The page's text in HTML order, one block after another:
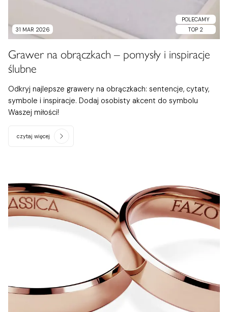
31 MAR 2026
POLECAMY
TOP 2
Grawer na obrączkach – pomysły i inspiracje
ślubne
Odkryj najlepsze grawery na obrączkach: sentencje, cytaty,
symbole i inspiracje. Dodaj osobisty akcent do symbolu
Waszej miłości!
czytaj więcej